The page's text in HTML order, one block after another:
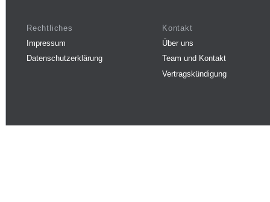
Rechtliches
Impressum
Datenschutzerklärung
Kontakt
Über uns
Team und Kontakt
Vertragskündigung